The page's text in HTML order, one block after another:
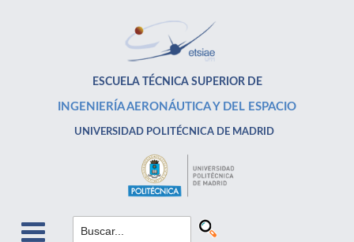
ESCUELA TÉCNICA SUPERIOR DE
INGENIERÍA AERONÁUTICA Y DEL ESPACIO
UNIVERSIDAD POLITÉCNICA DE MADRID